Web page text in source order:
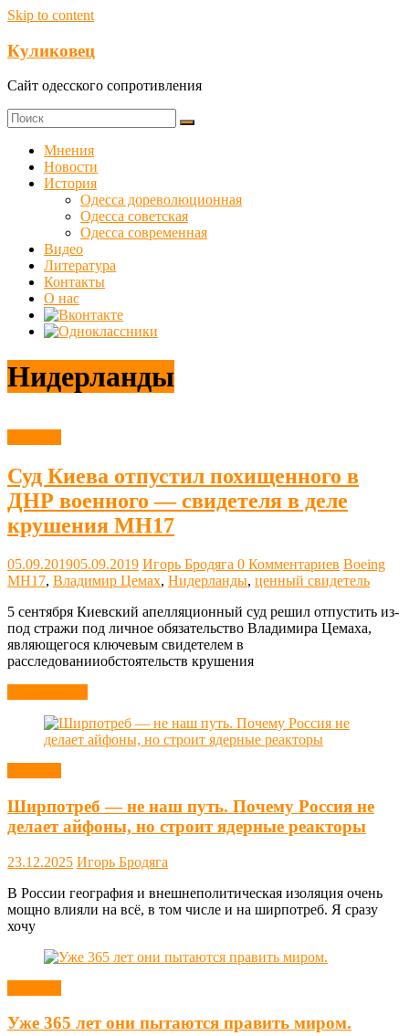
Skip to content
Куликовец
Сайт одесского сопротивления
Мнения
Новости
История
Одесса дореволюционная
Одесса советская
Одесса современная
Видео
Литература
Контакты
О нас
Нидерланды
Суд Киева отпустил похищенного в
ДНР военного — свидетеля в деле
крушения МН17
05.09.201905.09.2019 Игорь Бродяга 0 Комментариев Boeing
MH17, Владимир Цемах, Нидерланды, ценный свидетель
5 сентября Киевский апелляционный суд решил отпустить из-
под стражи под личное обязательство Владимира Цемаха,
являющегося ключевым свидетелем в
расследованииобстоятельств крушения
Ширпотреб — не наш путь. Почему Россия не
делает айфоны, но строит ядерные реакторы
23.12.2025 Игорь Бродяга
В России география и внешнеполитическая изоляция очень
мощно влияли на всё, в том числе и на ширпотреб. Я сразу
хочу
Уже 365 лет они пытаются править миром.